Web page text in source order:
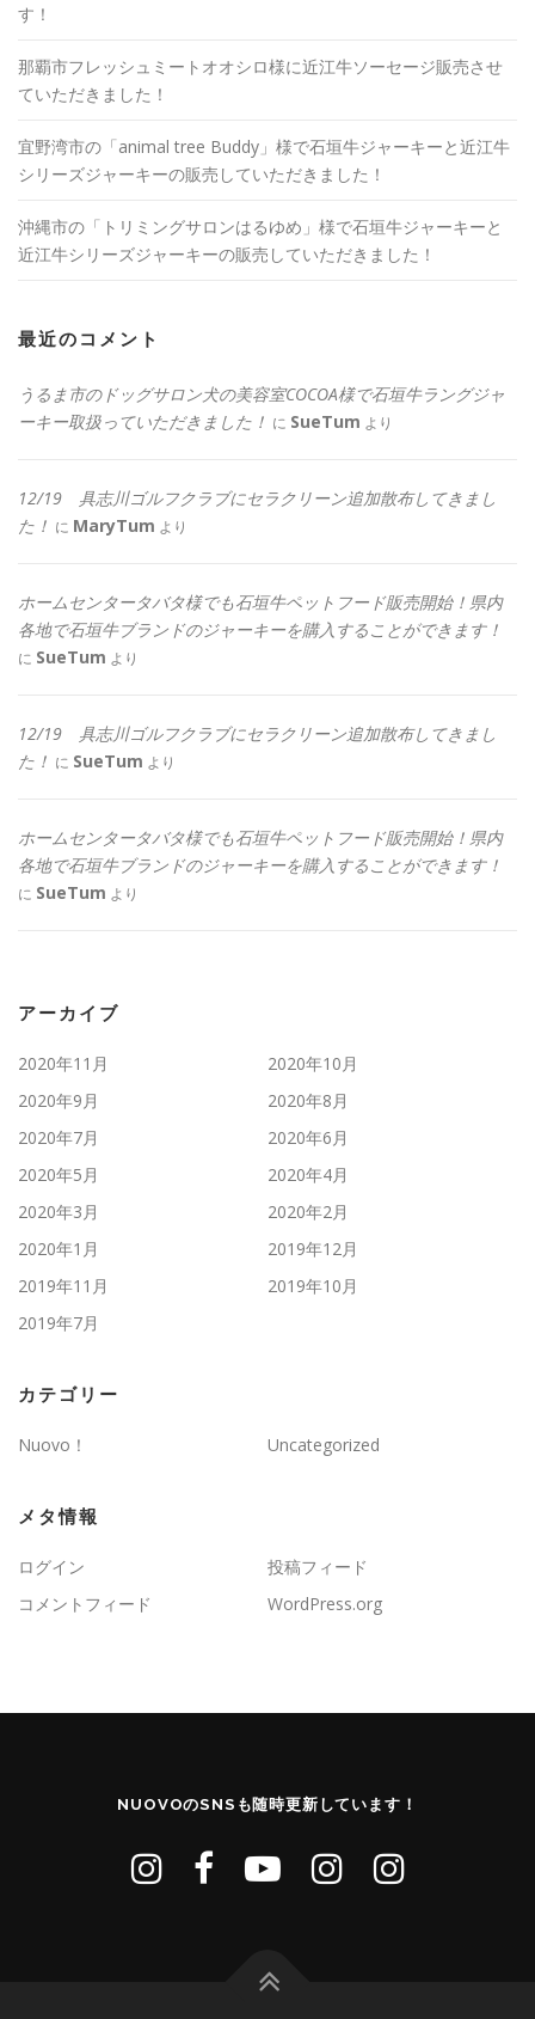
す！
那覇市フレッシュミートオオシロ様に近江牛ソーセージ販売させ
ていただきました！
宜野湾市の「animal tree Buddy」様で石垣牛ジャーキーと近江牛
シリーズジャーキーの販売していただきました！
沖縄市の「トリミングサロンはるゆめ」様で石垣牛ジャーキーと
近江牛シリーズジャーキーの販売していただきました！
最近のコメント
うるま市のドッグサロン犬の美容室COCOA様で石垣牛ラングジャ
ーキー取扱っていただきました！ に SueTum より
12/19 具志川ゴルフクラブにセラクリーン追加散布してきまし
た！ に MaryTum より
ホームセンタータバタ様でも石垣牛ペットフード販売開始！県内
各地で石垣牛ブランドのジャーキーを購入することができます！
に SueTum より
12/19 具志川ゴルフクラブにセラクリーン追加散布してきまし
た！ に SueTum より
ホームセンタータバタ様でも石垣牛ペットフード販売開始！県内
各地で石垣牛ブランドのジャーキーを購入することができます！
に SueTum より
アーカイブ
2020年11月
2020年10月
2020年9月
2020年8月
2020年7月
2020年6月
2020年5月
2020年4月
2020年3月
2020年2月
2020年1月
2019年12月
2019年11月
2019年10月
2019年7月
カテゴリー
Nuovo！ Uncategorized
メタ情報
ログイン
投稿フィード
コメントフィード
WordPress.org
NUOVOのSNSも随時更新しています！